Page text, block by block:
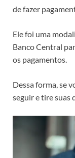
de fazer
Ele foi uma
Banco Central
os pagamentos.
Dessa forma, se
seguir e tire suas